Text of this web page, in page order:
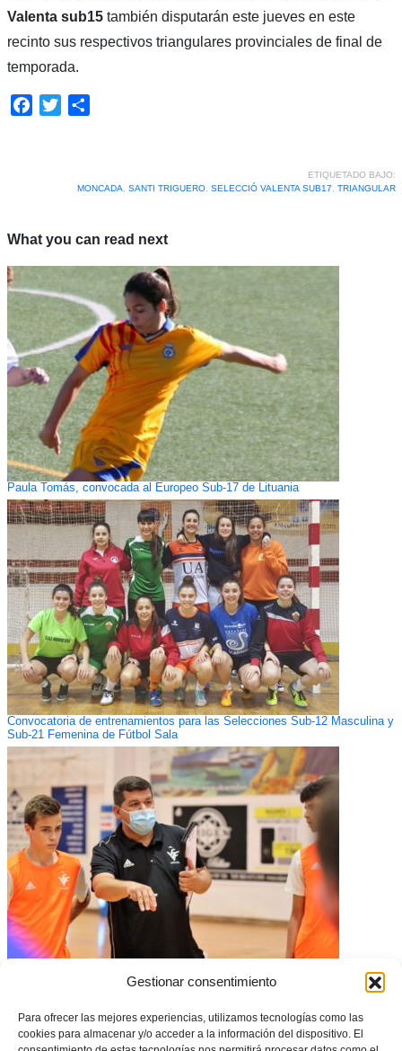
Gestionar consentimiento
Para ofrecer las mejores experiencias, utilizamos tecnologías como las
cookies para almacenar y/o acceder a la información del dispositivo. El
Valenta sub15también disputarán este jueves en este
recinto sus respectivos triangulares provinciales de final de
temporada.
Facebook
Twitter
ETIQUETADO BAJO:
MONCADA
SANTI TRIGUERO, SELECCIÓ VALENTA SUB17 TRIANGULAR
What you can read next
Paula Tomás, convocada al Europeo Sub-17 de Lituania
Convocatoria de entrenamientos para las Selecciones Sub-12 Masculina y
Sub-21 Femenina de Fútbol Sala
masculina sub16 de fútbol sala en Alfafar